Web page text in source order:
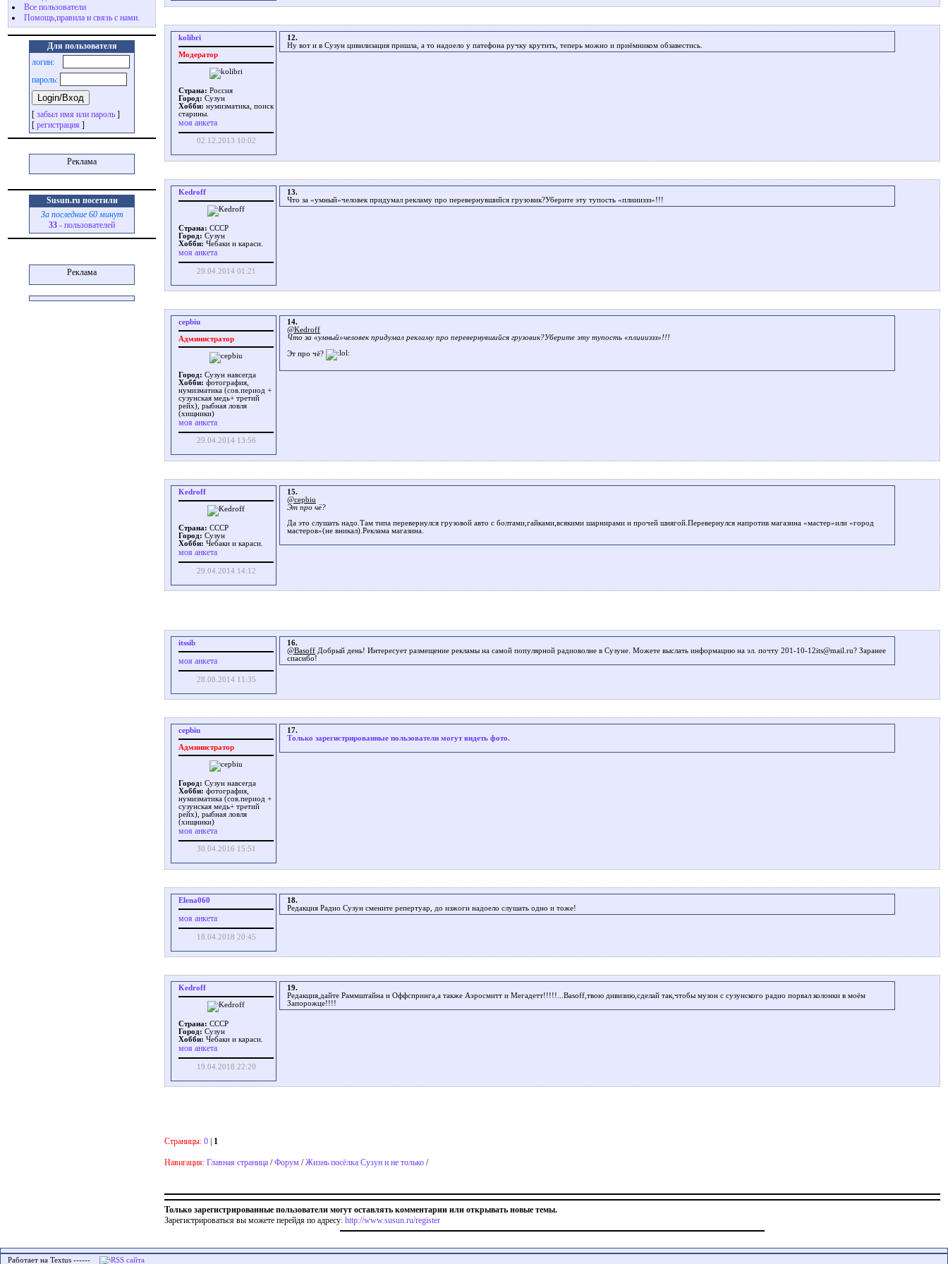
Все пользователи
Помощь,правила и связь с нами.
Для пользователя
логин:
пароль:
[ забыл имя или пароль ]
[ регистрация ]
Реклама
Susun.ru посетили
За последние 60 минут
33 - пользователей
Реклама
kolibri
Модератор
Страна: Россия
Город: Сузун
Хобби: нумизматика, поиск
старины.
моя анкета
02.12.2013 10:02
12.
Ну вот и в Сузун цивилизация пришла, а то надоело у патефона ручку крутить, теперь можно и приёмником обзавестись.
Kedroff
Страна: СССР
Город: Сузун
Хобби: Чебаки и караси.
моя анкета
29.04.2014 01:21
13.
Что за «умный»человек придумал рекламу про перевернувшийся грузовик?Уберите эту тупость «плиииззз»!!!
cepbiu
Администратор
Город: Сузун навсегда
Хобби: фотография,
нумизматика (сов.период +
сузунская медь+ третий
рейх), рыбная ловля
(хищники)
моя анкета
29.04.2014 13:56
14.
@Kedroff
Что за «умный»человек придумал рекламу про перевернувшийся грузовик?Уберите эту тупость «плиииззз»!!!
Эт про чё?
Kedroff
Страна: СССР
Город: Сузун
Хобби: Чебаки и караси.
моя анкета
29.04.2014 14:12
15.
@cepbiu
Эт про чё?
Да это слушать надо.Там типа перевернулся грузовой авто с болтами,гайками,всякими шарнирами и прочей шнягой.Перевернулся напротив магазина «мастер»или «город
мастеров»(не вникал).Реклама магазина.
itssib
моя анкета
28.08.2014 11:35
16.
@Basoff Добрый день! Интересует размещение рекламы на самой популярной радиоволне в Сузуне. Можете выслать информацию на эл. почту 201-10-12its@mail.ru? Заранее
спасибо!
cepbiu
Администратор
Город: Сузун навсегда
Хобби: фотография,
нумизматика (сов.период +
сузунская медь+ третий
рейх), рыбная ловля
(хищники)
моя анкета
30.04.2016 15:51
17.
Только зарегистрированные пользователи могут видеть фото.
Elena060
моя анкета
18.04.2018 20:45
18.
Редакция Радио Сузун смените репертуар, до изжоги надоело слушать одно и тоже!
Kedroff
Страна: СССР
Город: Сузун
Хобби: Чебаки и караси.
моя анкета
19.04.2018 22:20
19.
Редакция,дайте Раммштайна и Оффспринга,а также Аэросмитт и Мегадетт!!!!!...Basoff,твою дивизию,сделай так,чтобы музон с сузунского радио порвал колонки в моём
Запорожце!!!!
Страницы: 0 1
Навигация: Главная страница /Форум /Жизнь посёлка Сузун и не только /
Только зарегистрированные пользователи могут оставлять комментарии или открывать новые темы.
Зарегистрироваться вы можете перейдя по адресу: http://www.susun.ru/register
Работает на Textus ------